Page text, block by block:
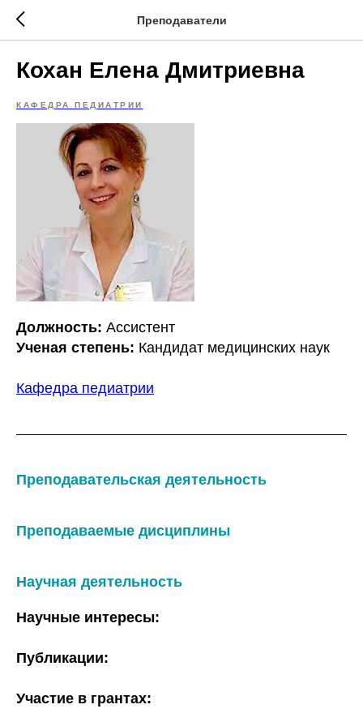
Преподаватели
Кохан Елена Дмитриевна
КАФЕДРА ПЕДИАТРИИ
Должность: Ассистент
Ученая степень: Кандидат медицинских наук
Кафедра педиатрии
Преподавательская деятельность
Преподаваемые дисциплины
Научная деятельность
Научные интересы:
Публикации:
Участие в грантах: